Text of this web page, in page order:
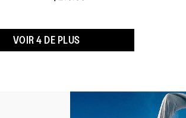
les chaussures reconnues
des pieds
VOIR 4 DE PLUS